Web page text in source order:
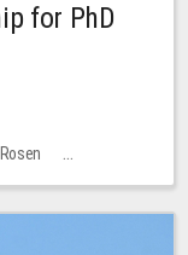
for PhD